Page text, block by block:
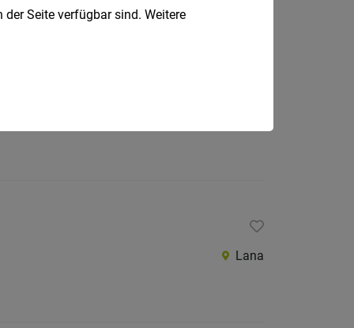
Lana
Seite verfügbar sind. Weitere